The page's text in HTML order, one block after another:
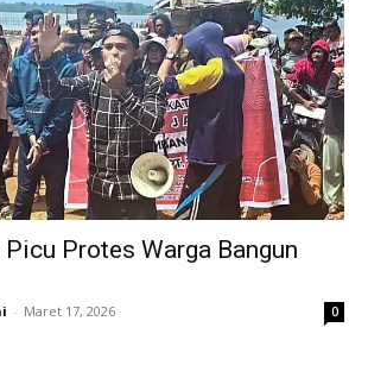
Protes Warga Bangun
- Maret 17, 2026 0